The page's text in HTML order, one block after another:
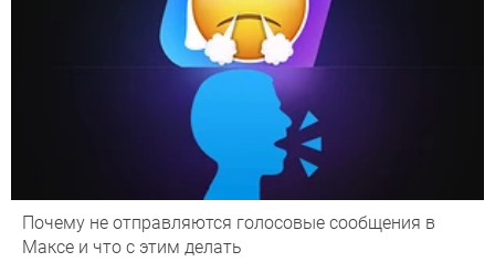
Почему не отправляются голосовые сообщения в
Максе и что с этим делать